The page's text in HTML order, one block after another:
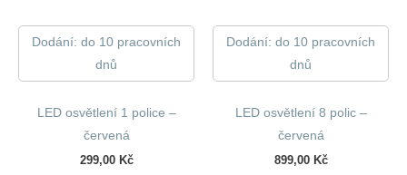
Dodání: do 10 pracovních
dnů
LED osvětlení 1 police –
červená
299,00 Kč
Dodání: do 10 pracovních
dnů
LED osvětlení 8 polic –
červená
899,00 Kč